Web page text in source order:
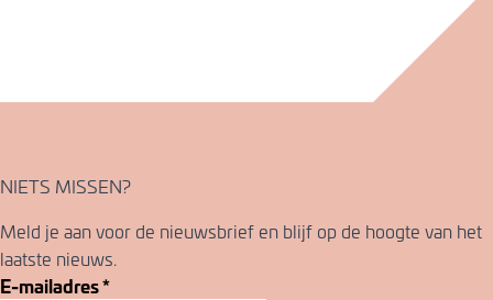
NIETS MISSEN?
Meld je aan voor de nieuwsbrief en blijf op de hoogte van het
laatste nieuws.
E-mailadres*